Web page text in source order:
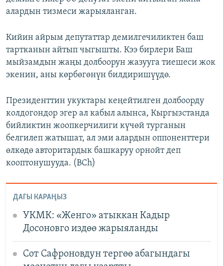
алардын тизмеси жарыяланган.
Кийин айрым депутаттар демилгечиликтен баш
тартканын айтып чыгышты. Кээ бирлери Баш
мыйзамдын жаңы долбоорун жазууга тиешеси жок
экенин, аны көрбөгөнүн билдиришүүдө.
Президенттин укуктары кеңейтилген долбоорду
колдогондор эгер ал кабыл алынса, Кыргызстанда
бийликтин жоопкерчилиги күчөй турганын
белгилеп жатышат, ал эми алардын оппоненттери
өлкөдө авторитардык башкаруу орнойт деп
кооптонушууда. (BCh)
ДАГЫ КАРАҢЫЗ
УКМК: «Женго» атыккан Кадыр
Досоновго издөө жарыяланды
Сот Сафроновдун тергөө абагындагы